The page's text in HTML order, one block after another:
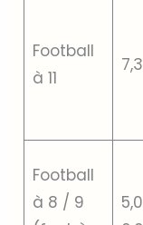
Football
à 11
Football
à 8 / 9